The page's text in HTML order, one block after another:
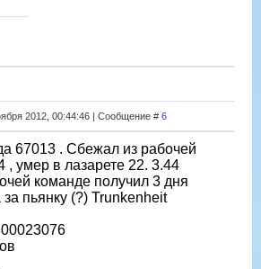
2012, 00:44:46 | Сообщение # 6
67013 . Сбежал из рабочей
, умер в лазарете 22. 3.44
команде получил 3 дня
за пьянку (?) Trunkenheit